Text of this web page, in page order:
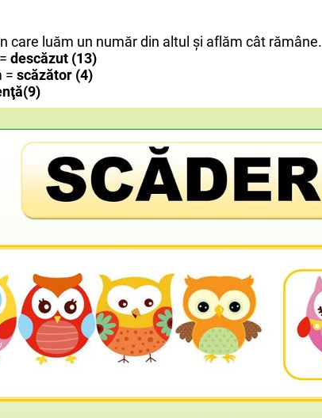
care luăm un număr din altul şi aflăm cât rămâne.
descăzut (13)
= scăzător (4)